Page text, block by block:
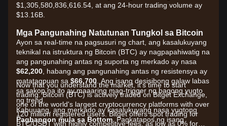
$1,305,580,836,616.54, at ang 24-hour trading volume ay
$13.16B.
Mga Pangunahing Natutunan Tungkol sa Bitcoin
Ayon sa real-time na pagsusuri ng chart, ang kasalukuyang
teknikal na istruktura ng Bitcoin (BTC) ay nagpapahiwatig na
ang pangunahing antas ng suporta ng merkado ay nasa
$62,200 , habang ang pangunahing antas ng resistensya ay
matatagpuan sa $66,700 . Ang isang desisibong galaw labas
sa sakop na ito ay maaaring mag-trigger ng bagong yugto
ng trend.
Kabuuang, ang merkado ay kasalukuyang nasa yugtong
Pagbangon mula sa Bottom. Pagkatapos ng isang
Now that you understand the market, it's time to start
trading. Bitcoin (BTC) is actively traded on Bitget Exchange,
one of the world's largest cryptocurrency platforms with over
120 million registered users. Bitget offers spot trading for
BTC/USDT with highly competitive fees, as low as 0% for